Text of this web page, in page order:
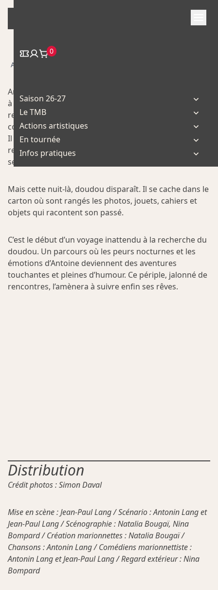
Skip
content
0
Saison 26-27
Le TMB
Actions artistiques
En tournée
Infos pratiques
Accueil
Antoine, jeune rêveur au cœur d’explorateur, s’apprête
à quitter la maison. Les derniers cartons se
remplissent autour de lui. Il cherche son doudou, ce
compagnon avec qui il a tout partagé depuis l’enfance.
Il soulève la couverture, fouille l’armoire, puis le
retrouve enfin, caché sous le lit. Il le pose sur l’oreiller,
se glisse sous les draps et s’endort.
Mais cette nuit-là, doudou disparaît. Il se cache dans le
carton où sont rangés les photos, jouets, cahiers et
objets qui racontent son passé.
C’est le début d’un voyage inattendu à la recherche du
doudou. Un parcours où les peurs nocturnes et les
émotions d’Antoine deviennent des aventures
touchantes et pleines d’humour. Ce périple, jalonné de
rencontres, l’amènera à suivre enfin ses rêves.
Distribution
Crédit photos : Simon Daval
Mise en scène : Jean-Paul Lang / Scénario : Antonin Lang et
Jean-Paul Lang / Scénographie : Natalia Bougaï, Nina
Bompard / Création marionnettes : Natalia Bougaï /
Chansons : Antonin Lang / Comédiens marionnettiste :
Antonin Lang et Jean-Paul Lang / Regard extérieur : Nina
Bompard